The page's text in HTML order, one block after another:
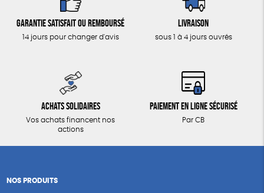
Garantie satisfait ou remboursé
14 jours pour changer d'avis
Livraison
sous 1 à 4 jours ouvrés
Achats solidaires
Vos achats financent nos
actions
Paiement en ligne sécurisé
Par CB
NOS PRODUITS